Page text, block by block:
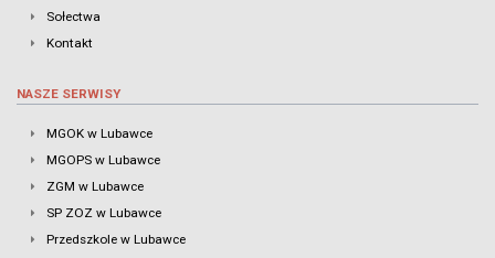
Sołectwa
Kontakt
NASZE SERWISY
MGOK w Lubawce
MGOPS w Lubawce
ZGM w Lubawce
SP ZOZ w Lubawce
Przedszkole w Lubawce